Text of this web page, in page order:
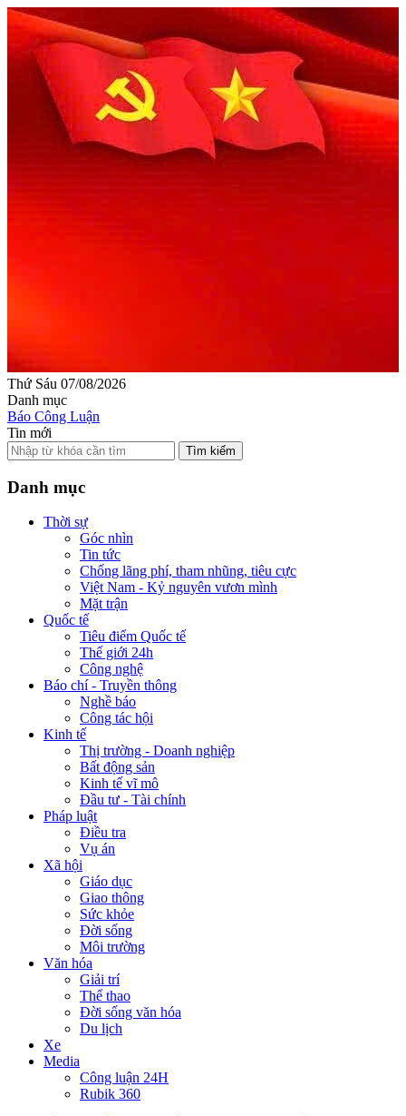
Thứ Sáu 07/08/2026
Danh mục
Báo Công Luận
Tin mới
Tìm kiếm
Danh mục
Thời sự
Góc nhìn
Tin tức
Chống lãng phí, tham nhũng, tiêu cực
Việt Nam - Kỷ nguyên vươn mình
Mặt trận
Quốc tế
Tiêu điểm Quốc tế
Thế giới 24h
Công nghệ
Báo chí - Truyền thông
Nghề báo
Công tác hội
Kinh tế
Thị trường - Doanh nghiệp
Bất động sản
Kinh tế vĩ mô
Đầu tư - Tài chính
Pháp luật
Điều tra
Vụ án
Xã hội
Giáo dục
Giao thông
Sức khỏe
Đời sống
Môi trường
Văn hóa
Giải trí
Thể thao
Đời sống văn hóa
Du lịch
Xe
Media
Công luận 24H
Rubik 360